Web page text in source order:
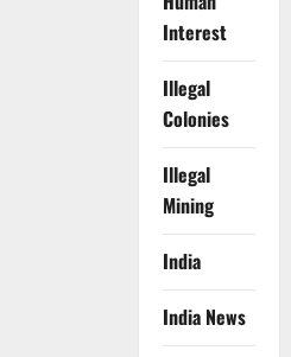
Interest
Illegal
Colonies
Illegal
Mining
India
India News